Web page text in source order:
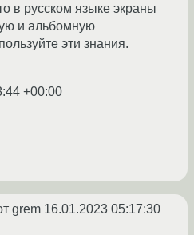
в русском языке экраны
и альбомную
эти знания.
+00:00
grem 16.01.2023 05:17:30